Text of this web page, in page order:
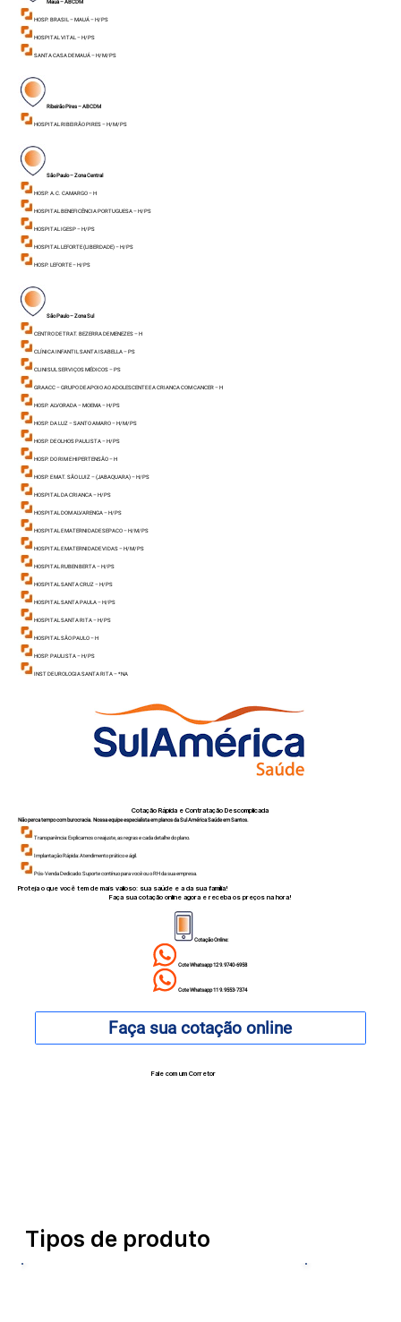
HOSP. BRASIL – MAUÁ – H/ PS
HOSPITAL VITAL – H/ PS
SANTA CASA DE MAUÁ – H/ M/ PS
Ribeirão Pires – ABCDM
HOSPITAL RIBEIRÃO PIRES – H/ M/ PS
São Paulo – Zona Central
HOSP. A.C. CAMARGO – H
HOSPITAL BENEFICÊNCIA PORTUGUESA – H/ PS
HOSPITAL IGESP – H/ PS
HOSPITAL LEFORTE (LIBERDADE) – H/ PS
HOSP. LEFORTE – H/ PS
São Paulo – Zona Sul
CENTRO DE TRAT. BEZERRA DE MENEZES – H
CLÍNICA INFANTIL SANTA ISABELLA – PS
CLINISUL SERVIÇOS MÉDICOS – PS
GRAACC – GRUPO DE APOIO AO ADOLESCENTE E A CRIANCA COM CANCER – H
HOSP. ALVORADA – MOEMA – H/ PS
HOSP. DA LUZ – SANTO AMARO – H/ M/ PS
HOSP. DE OLHOS PAULISTA – H/ PS
HOSP. DO RIM E HIPERTENSÃO – H
HOSP. E MAT. SÃO LUIZ – (JABAQUARA) – H/ PS
HOSPITAL DA CRIANCA – H/ PS
HOSPITAL DOM ALVARENGA – H/ PS
HOSPITAL E MATERNIDADE SEPACO – H/ M/ PS
HOSPITAL E MATERNIDADE VIDAS – H/ M/ PS
HOSPITAL RUBEN BERTA – H/ PS
HOSPITAL SANTA CRUZ – H/ PS
HOSPITAL SANTA PAULA – H/ PS
HOSPITAL SANTA RITA – H/ PS
HOSPITAL SÃO PAULO – H
HOSP. PAULISTA – H/ PS
INST DE UROLOGIA SANTA RITA – *NA
Cotação Rápida e Contratação Descomplicada
Não perca tempo com burocracia. Nossa equipe especialista em planos da Sul América Saúde em Santos.
Transparência: Explicamos o reajuste, as regras e cada detalhe do plano.
Implantação Rápida: Atendimento prático e ágil.
Pós-Venda Dedicado: Suporte contínuo para você ou o RH da sua empresa.
Proteja o que você tem de mais valioso: sua saúde e a da sua família!
Faça sua cotação online agora e receba os preços na hora!
Cotação Online:
Cote Whatsapp 12 9.9740-6958
Cote Whatsapp 11 9.9553-7374
Fale com um Corretor
Faça sua cotação online
Tipos de produto